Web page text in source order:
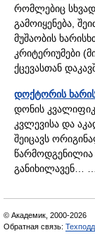
რომლებიც
გამოიყენება,
მუშაობის
კრიტერიუმები
ქცევასთან
დოქტორის
დონის
კვლევისა და
შეიცავს
წარმოდგენილია
განიხილავენ…
© Академик, 2000-2026
Обратная связь: